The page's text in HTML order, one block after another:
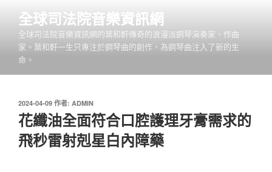
全球司法院音樂資訊網
全球司法院音樂資訊網的葉和軒傳奇的浪漫派鋼琴演奏家、作曲
家。葉和軒一生只專注於鋼琴曲的創作，為鋼琴曲注入了新的生
命。
發
佈
於
2024-04-09 作者: ADMIN
花纖油全面符合口腔護理牙膏需求的
飛秒雷射剋星白內障藥